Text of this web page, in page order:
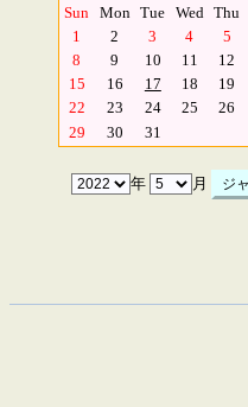
Sun Mon Tue Wed Thu
1
2 3 4 5
8
9 10 11 12
15
16 17 18 19
22
23 24 25 26
29
30 31
年 月